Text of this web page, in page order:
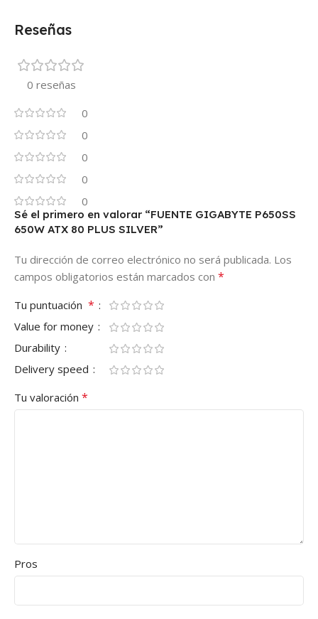
Reseñas
0 reseñas
0
0
0
0
0
Sé el primero en valorar “FUENTE GIGABYTE P650SS
650W ATX 80 PLUS SILVER”
Tu dirección de correo electrónico no será publicada. Los
campos obligatorios están marcados con *
Tu puntuación *
Value for money
Durability
Delivery speed
Tu valoración *
Pros